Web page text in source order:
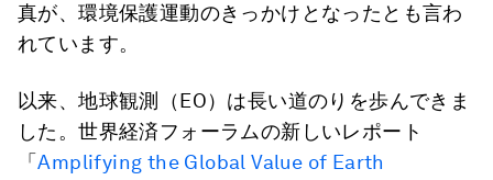
真が、環境保護運動のきっかけとなったとも言わ
れています。
以来、地球観測（EO）は長い道のりを歩んできま
した。世界経済フォーラムの新しいレポート
「Amplifying the Global Value of Earth